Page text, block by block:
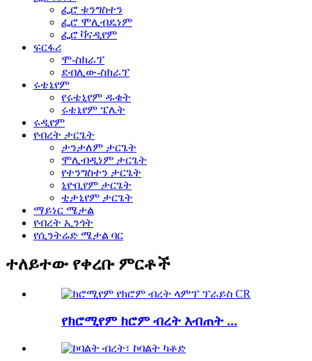
ፌሮ ቱንግስተን
ፌሮ ሞሊብዴነም
ፌሮ ቫናዲየም
ፍርፋሪ
ሞ-ስክራፕ
ደብሊው-ስክራፕ
ሩቴኒየም
የሩቴኒየም ዱቄት
ሩቴኒየም ፔሌት
ሩዲየም
የብረት ታርጌት
ታንታለም ታርጌት
ሞሊብዲነም ታርጌት
የተንግስተን ታርጌት
ኒዮቢየም ታርጌት
ቲታኒየም ታርጌት
ማይነር ሜታል
የብረት ኢንጎት
የሲንትሬድ ሜታል ባር
ተለይተው የቀረቡ ምርቶች
የክሮሚየም ክሮም ብረት እብጠት ...